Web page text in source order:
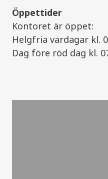
Öppettider
Kontoret är öppet:
Helgfria vardagar kl.
Dag före röd dag kl.